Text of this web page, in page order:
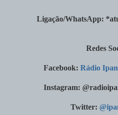
Ligação/WhatsApp:
Redes
Facebook: Rádio
Instagram:
Twitter: